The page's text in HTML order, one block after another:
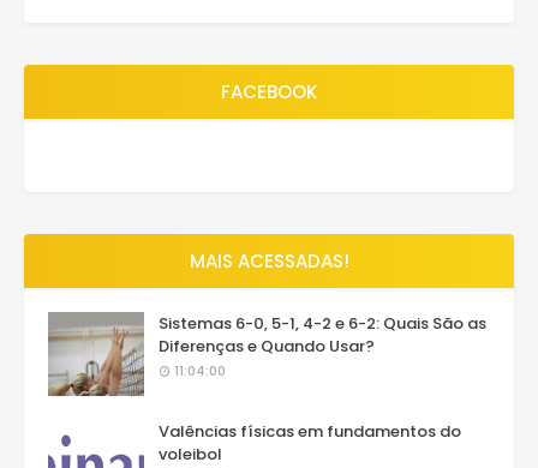
FACEBOOK
MAIS ACESSADAS!
Sistemas 6-0, 5-1, 4-2 e 6-2: Quais São as
Diferenças e Quando Usar?
11:04:00
Valências físicas em fundamentos do
voleibol